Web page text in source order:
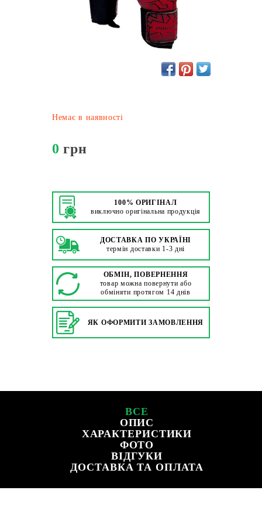
Немає в наявності
0 грн
100% ОРИГІНАЛ
виключно оригінальна продукція
ДОСТАВКА ПО УКРАЇНІ
термін доставки 1-3 дні
ОБМІН, ПОВЕРНЕННЯ
товар можна повернути або
обміняти протягом 14 днів
ЯК ОФОРМИТИ ЗАМОВЛЕННЯ
ВСЕ
ОПИС
ХАРАКТЕРИСТИКИ
ФОТО
ВІДГУКИ
ДОСТАВКА ТА ОПЛАТА